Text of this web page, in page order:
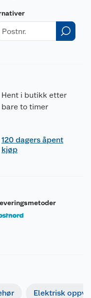
Hent i butikk etter
bare to timer
120 dagers åpent
kjøp
Elektrisk